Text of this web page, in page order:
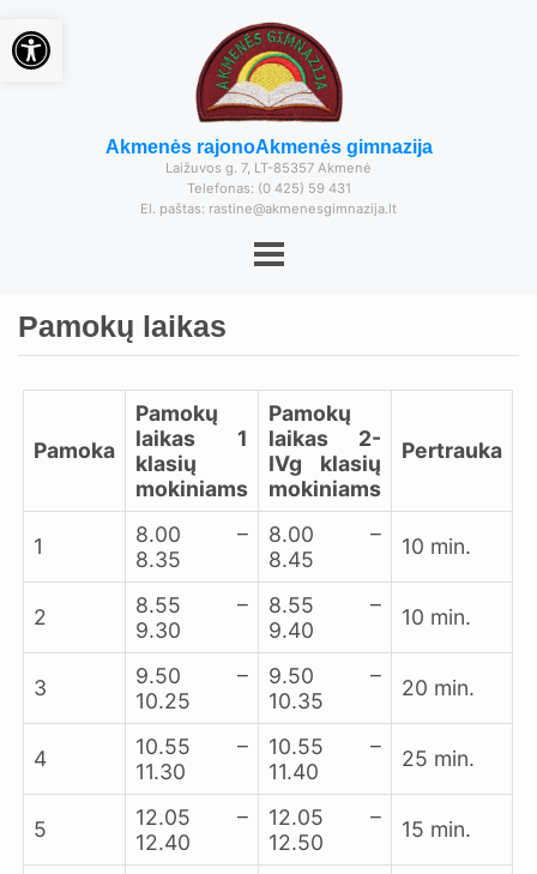
Akmenės rajonoAkmenės gimnazija
Laižuvos g. 7, LT-85357 Akmenė
Telefonas: (0 425) 59 431
El. paštas: rastine@akmenesgimnazija.lt
Pamokų laikas
Pamoka
Pamokų
laikas
1
klasių
mokiniams
Pamokų
laikas
2-
IVg klasių
mokiniams
Pertrauka
1
8.00 –
8.35
8.00 –
8.45
10 min.
2
8.55 –
9.30
8.55 –
9.40
10 min.
3
9.50 –
10.25
9.50 –
10.35
20 min.
4
10.55 –
11.30
10.55 –
11.40
25 min.
5
12.05 –
12.40
12.05 –
12.50
15 min.
Open toolbar